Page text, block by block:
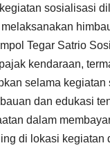
sosialisasi
Tegar Satrio
kendaraan,
selama
dan edukasi
dalam
di lokasi kegiatan